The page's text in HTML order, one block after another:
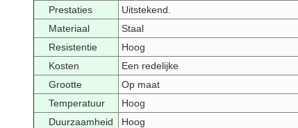
Prestaties
Uitstekend.
Materiaal
Staal
Resistentie
Hoog
Kosten
Een redelijke
Grootte
Op maat
Temperatuur
Hoog
Duurzaamheid
Hoog